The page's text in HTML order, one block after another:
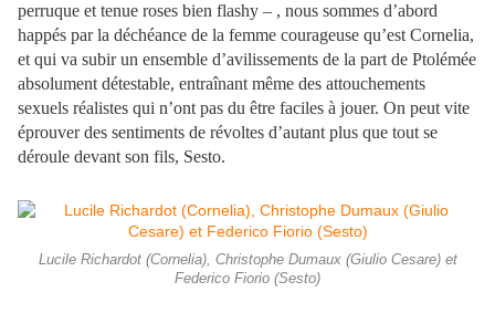
perruque et tenue roses bien flashy – , nous sommes d’abord
happés par la déchéance de la femme courageuse qu’est Cornelia,
et qui va subir un ensemble d’avilissements de la part de Ptolémée
absolument détestable, entraînant même des attouchements
sexuels réalistes qui n’ont pas du être faciles à jouer. On peut vite
éprouver des sentiments de révoltes d’autant plus que tout se
déroule devant son fils, Sesto.
Lucile Richardot (Cornelia), Christophe Dumaux (Giulio Cesare) et
Federico Fiorio (Sesto)